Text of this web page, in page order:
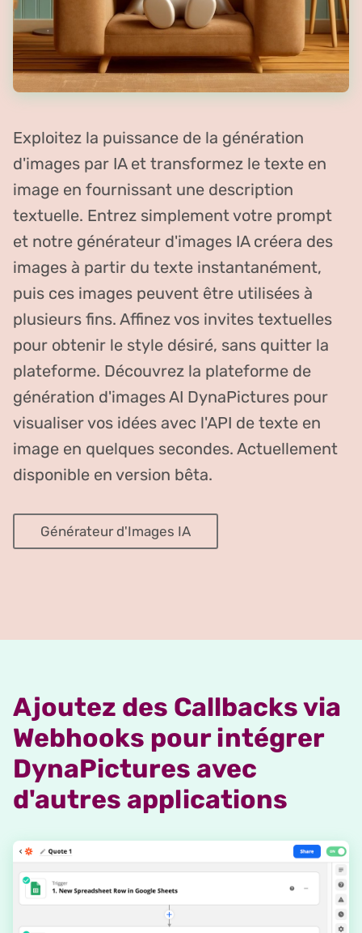
Exploitez la puissance de la génération
d'images par IA et transformez le texte en
image en fournissant une description
textuelle. Entrez simplement votre prompt
et notre générateur d'images IA créera des
images à partir du texte instantanément,
puis ces images peuvent être utilisées à
plusieurs fins. Affinez vos invites textuelles
pour obtenir le style désiré, sans quitter la
plateforme. Découvrez la plateforme de
génération d'images AI DynaPictures pour
visualiser vos idées avec l'API de texte en
image en quelques secondes. Actuellement
disponible en version bêta.
Générateur d'Images IA
Ajoutez des Callbacks via
Webhooks pour intégrer
DynaPictures avec
d'autres applications